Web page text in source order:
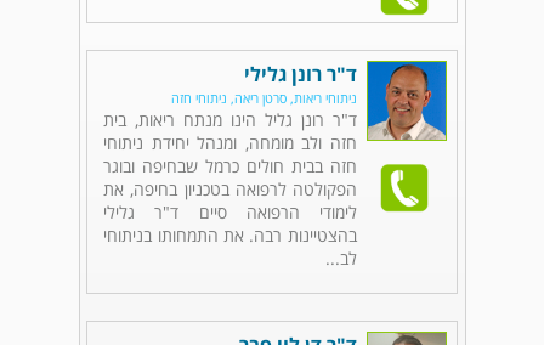
ד"ר רונן גלילי
ניתוחי ריאות, סרטן ריאה, ניתוחי חזה
ד"ר רונן גליל הינו מנתח ריאות, בית
חזה ולב מומחה, ומנהל יחידת ניתוחי
חזה בבית חולים כרמל שבחיפה ובוגר
הפקולטה לרפואה בטכניון בחיפה, את
לימודי הרפואה סיים ד"ר גלילי
בהצטיינות רבה. את התמחותו בניתוחי
לב...